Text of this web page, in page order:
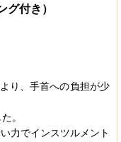
グ付き）
り、手首への負担が少
。
力でインスツルメント